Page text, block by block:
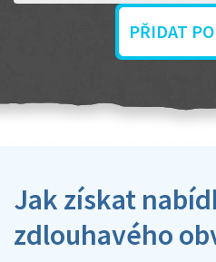
PŘIDAT
Jak získat
zdlouhavého